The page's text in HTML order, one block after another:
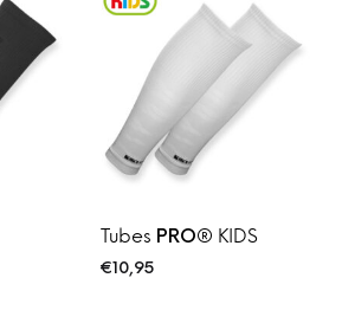
Tubes PRO® KIDS
€10,95